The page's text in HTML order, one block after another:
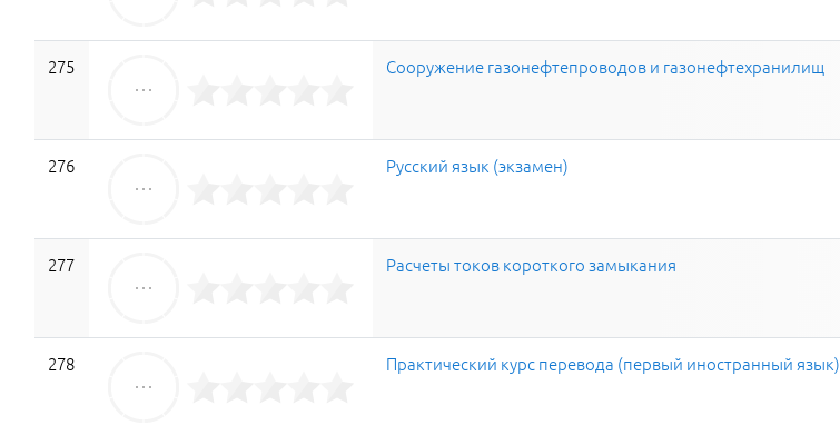
275 Сооружение газонефтепроводов и газонефтехранилищ
276 Русский язык (экзамен)
277 Расчеты токов короткого замыкания
278 Практический курс перевода (первый иностранный язык)